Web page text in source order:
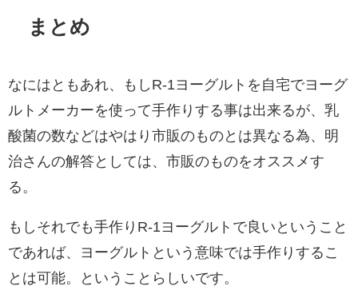
まとめ
なにはともあれ、もしR-1ヨーグルトを自宅でヨーグ
ルトメーカーを使って手作りする事は出来るが、乳
酸菌の数などはやはり市販のものとは異なる為、明
治さんの解答としては、市販のものをオススメす
る。
もしそれでも手作りR-1ヨーグルトで良いということ
であれば、ヨーグルトという意味では手作りするこ
とは可能。ということらしいです。